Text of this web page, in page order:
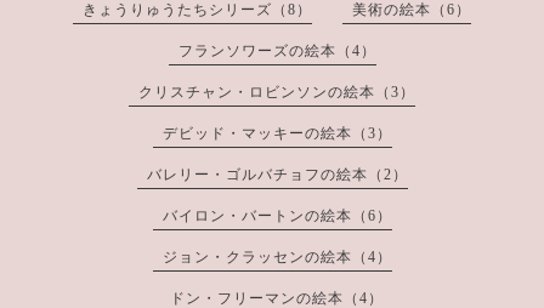
きょうりゅうたちシリーズ（8） 美術の絵本（6）
フランソワーズの絵本（4）
クリスチャン・ロビンソンの絵本（3）
デビッド・マッキーの絵本（3）
バレリー・ゴルバチョフの絵本（2）
バイロン・バートンの絵本（6）
ジョン・クラッセンの絵本（4）
ドン・フリーマンの絵本（4）